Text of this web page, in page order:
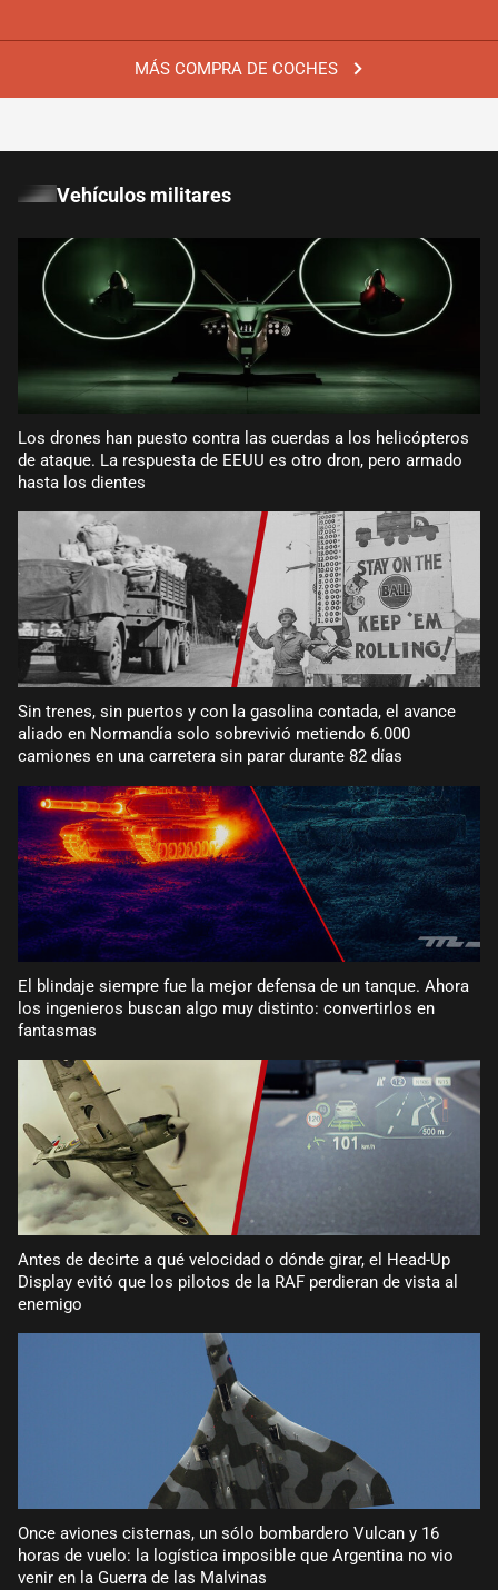
MÁS COMPRA DE COCHES
Vehículos militares
Los drones han puesto contra las cuerdas a los helicópteros
de ataque. La respuesta de EEUU es otro dron, pero armado
hasta los dientes
Sin trenes, sin puertos y con la gasolina contada, el avance
aliado en Normandía solo sobrevivió metiendo 6.000
camiones en una carretera sin parar durante 82 días
El blindaje siempre fue la mejor defensa de un tanque. Ahora
los ingenieros buscan algo muy distinto: convertirlos en
fantasmas
Antes de decirte a qué velocidad o dónde girar, el Head-Up
Display evitó que los pilotos de la RAF perdieran de vista al
enemigo
Once aviones cisternas, un sólo bombardero Vulcan y 16
horas de vuelo: la logística imposible que Argentina no vio
venir en la Guerra de las Malvinas